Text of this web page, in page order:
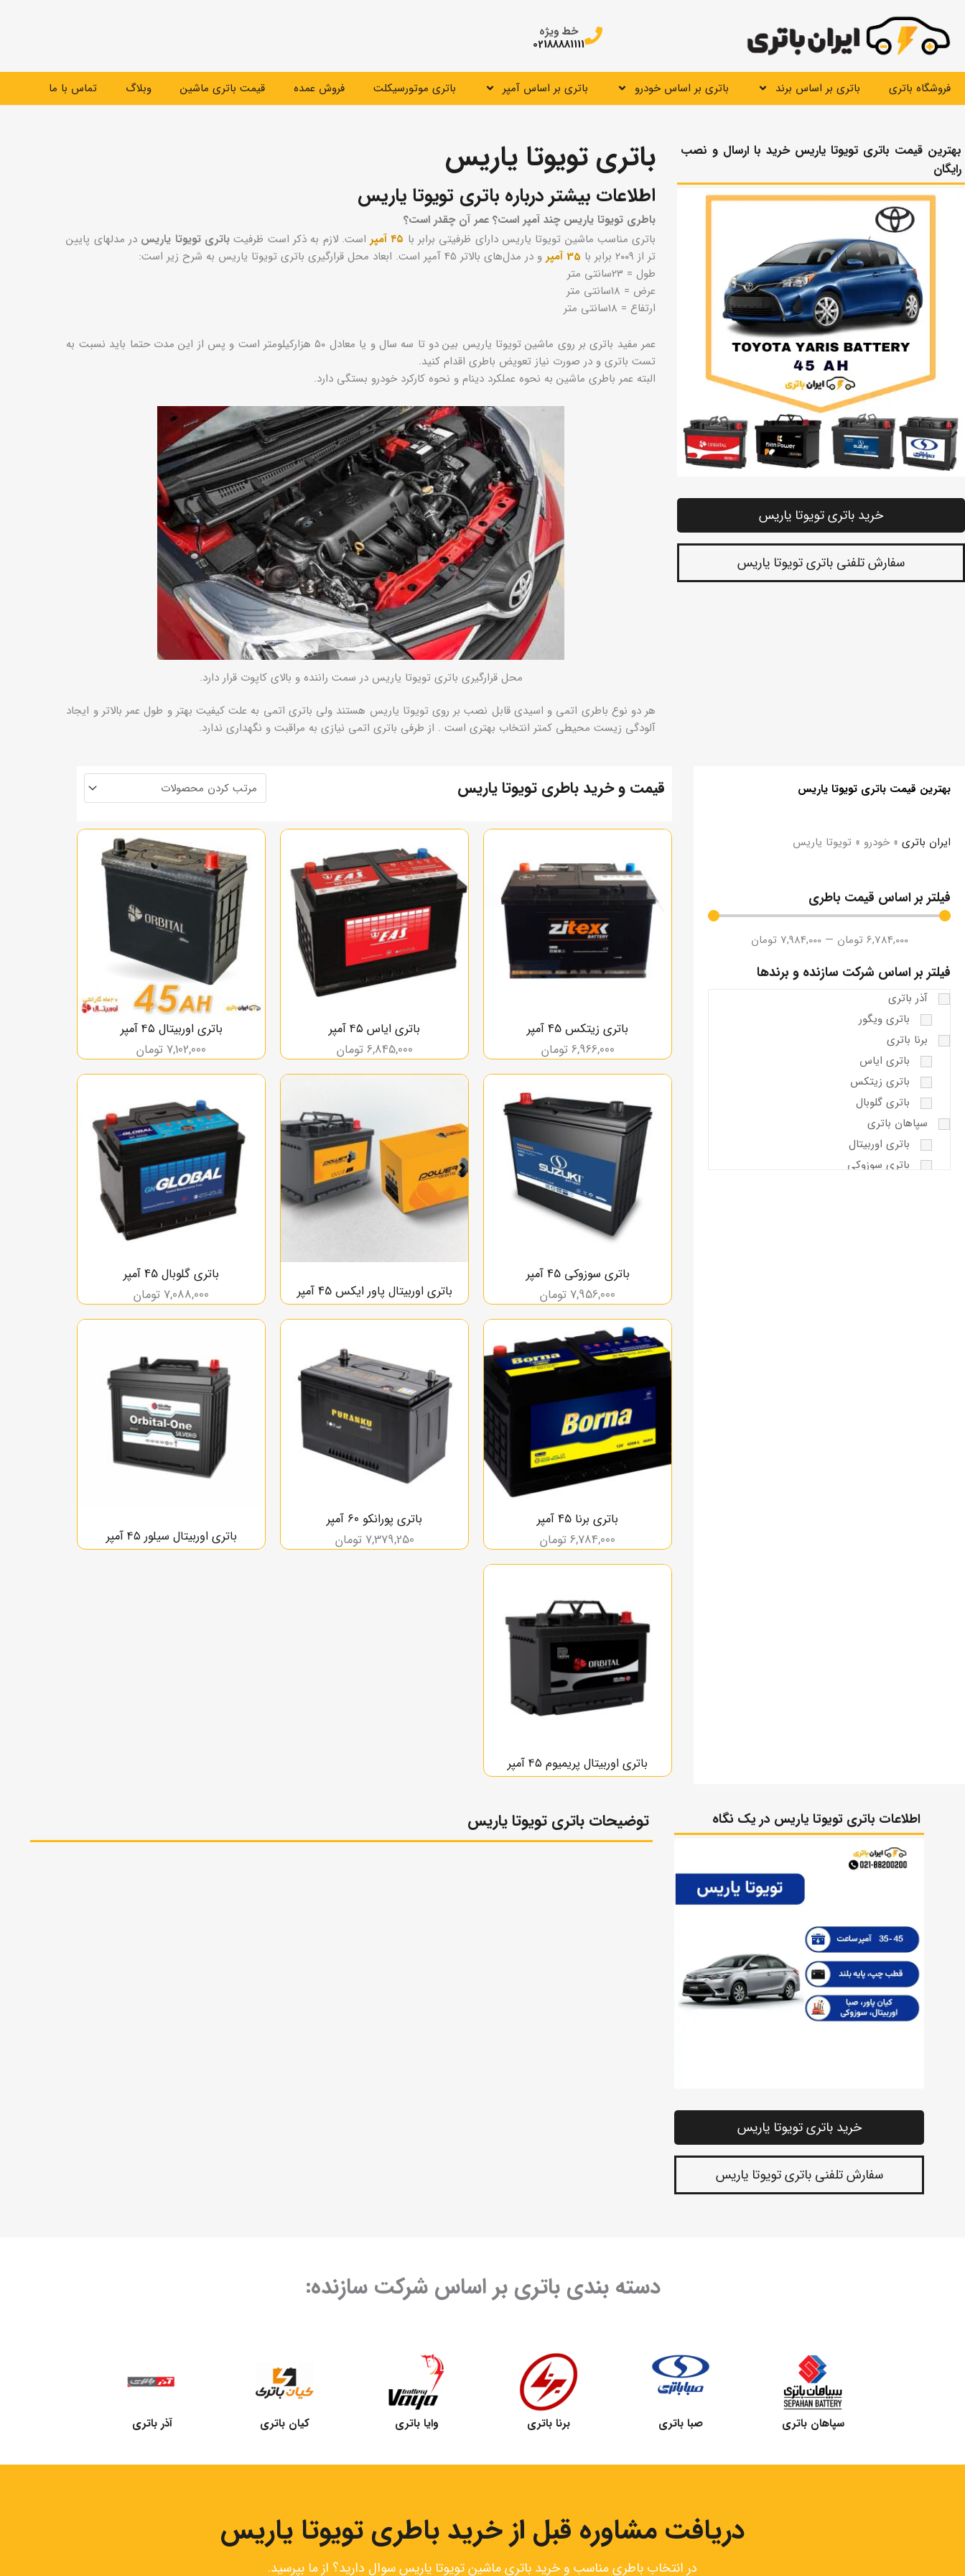
محتوا
خط ویژه
02188881111
فروشگاه باتری باتری بر اساس برند باتری بر اساس خودرو باتری بر اساس آمپر باتری موتورسیکلت فروش عمده قیمت باتری ماشین وبلاگ تماس با ما
بهترین قیمت باتری تویوتا یاریس خرید با ارسال و نصب
رایگان
خرید باتری تویوتا یاریس
سفارش تلفنی باتری تویوتا یاریس
باتری تویوتا یاریس
اطلاعات بیشتر درباره باتری تویوتا یاریس
باطری تویوتا یاریس چند آمپر است؟ عمر آن چقدر است؟
باتری مناسب ماشین تویوتا یاریس دارای ظرفیتی برابر با ۴۵ آمپر است. لازم به ذکر است ظرفیتباتری تویوتا یاریس در مدلهای پایین
تر از ۲۰۰۹ برابر با
35 آمپر
و در مدل‌های بالاتر 45 آمپر است. ابعاد محل قرارگیری باتری تویوتا یاریس به شرح زیر است:
طول = 23سانتی متر
عرض = 18سانتی متر
ارتفاع = 18سانتی متر
عمر مفید باتری بر روی ماشین تویوتا یاریس بین دو تا سه سال و یا معادل ۵۰ هزارکیلومتر است و پس از این مدت حتما باید نسبت به
تست باتری و در صورت نیاز تعویض باطری اقدام کنید.
البته عمر باطری ماشین به نحوه عملکرد دینام و نحوه کارکرد خودرو بستگی دارد.
محل قرارگیری باتری تویوتا یاریس در سمت راننده و بالای کاپوت قرار دارد.
هر دو نوع باطری اتمی و اسیدی قابل نصب بر روی تویوتا یاریس هستند ولی باتری اتمی به علت کیفیت بهتر و طول عمر بالاتر و ایجاد
آلودگی زیست محیطی کمتر انتخاب بهتری است . از طرفی باتری اتمی نیازی به مراقبت و نگهداری ندارد.
بهترین قیمت باتری تویوتا یاریس
ایران باتری » خودرو » تویوتا یاریس
فیلتر بر اساس قیمت باطری
6,784,000 تومان —
7,984,000 تومان
فیلتر بر اساس شرکت سازنده و برندها
آذر باتری
باتری ویگور
برنا باتری
باتری ایاس
باتری زیتکس
باتری گلوبال
سپاهان باتری
باتری اوربیتال
باتری سوزوکی
قیمت و خرید باطری تویوتا یاریس
باتری زیتکس 45 آمپر
6,966,000 تومان
باتری ایاس ۴۵ آمپر
6,845,000 تومان
باتری اوربیتال ۴۵ آمپر
7,102,000 تومان
باتری سوزوکی 45 آمپر
7,956,000 تومان باتری اوربیتال پاور ایکس 45 آمپر
باتری گلوبال 45 آمپر
7,088,000 تومان
باتری برنا 45 آمپر
6,784,000تومان
باتری پورانکو ۶۰ آمپر
7,379,250 تومان باتری اوربیتال سیلور ۴۵ آمپر
باتری اوربیتال پریمیوم ۴۵ آمپر
اطلاعات باتری تویوتا یاریس در یک نگاه
خرید باتری تویوتا یاریس
سفارش تلفنی باتری تویوتا یاریس
توضیحات باتری تویوتا یاریس
دسته بندی باتری بر اساس شرکت سازنده:
سپاهان باتری صبا باتری برنا باتری وایا باتری کیان باتری آذر باتری
دریافت مشاوره قبل از خرید باطری تویوتا یاریس
در انتخاب باطری مناسب و خرید باتری ماشین تویوتا یاریس سوال دارید؟ از ما بپرسید.